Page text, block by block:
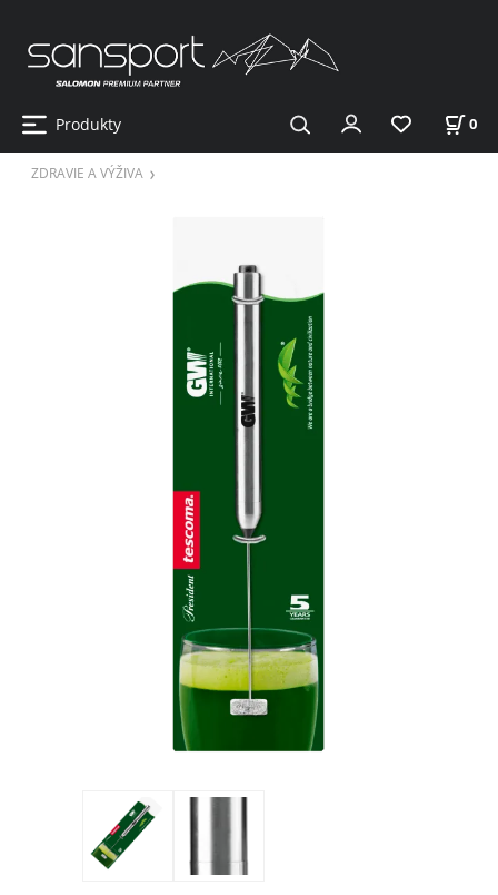
Produkty 0
ZDRAVIE A VÝŽIVA